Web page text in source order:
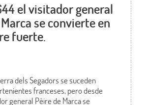
el visitador general
se convierte en
fuerte.
dels Segadors se suceden
franceses, pero desde
general Pèire de Marca se